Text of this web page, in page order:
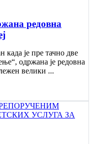
редовна
када је пре тачно две
одржана је редовна
велики ...